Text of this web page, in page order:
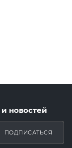
новостей
ПОДПИСАТЬСЯ